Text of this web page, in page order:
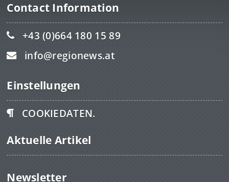
Contact Information
+43 (0)664 180 15 89
info@regionews.at
Einstellungen
COOKIEDATEN.
Aktuelle Artikel
Newsletter